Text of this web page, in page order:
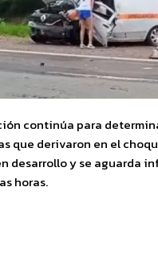
continúa para
que derivaron en el
desarrollo y se aguarda
horas.